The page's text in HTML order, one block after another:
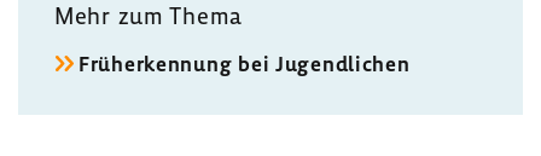
Mehr zum Thema
Früherkennung bei Jugendlichen